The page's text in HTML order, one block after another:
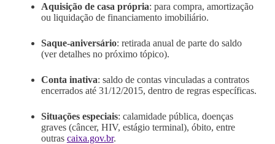
Aquisição de casa própria: para compra, amortização
ou liquidação de financiamento imobiliário.
Saque-aniversário: retirada anual de parte do saldo
(ver detalhes no próximo tópico).
Conta inativa: saldo de contas vinculadas a contratos
encerrados até 31/12/2015, dentro de regras específicas.
Situações especiais: calamidade pública, doenças
graves (câncer, HIV, estágio terminal), óbito, entre
outras caixa.gov.br.